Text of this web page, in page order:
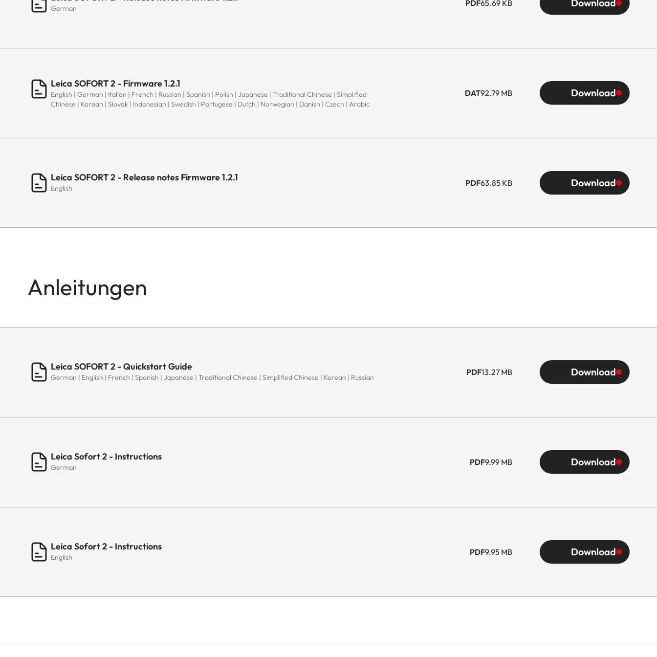
German
PDF65.69 KB Download
Leica SOFORT 2 - Firmware 1.2.1
English | German | Italian | French | Russian | Spanish | Polish | Japanese | Traditional Chinese | Simplified
Chinese | Korean | Slovak | Indonesian | Swedish | Portugese | Dutch | Norwegian | Danish | Czech | Arabic
DAT92.79 MB Download
Leica SOFORT 2 - Release notes Firmware 1.2.1
English
PDF63.85 KB Download
Anleitungen
Leica SOFORT 2 - Quickstart Guide
German | English | French | Spanish | Japanese | Traditional Chinese | Simplified Chinese | Korean | Russian
PDF13.27 MB Download
Leica Sofort 2 - Instructions
German
PDF9.99 MB Download
Leica Sofort 2 - Instructions
English
PDF9.95 MB Download